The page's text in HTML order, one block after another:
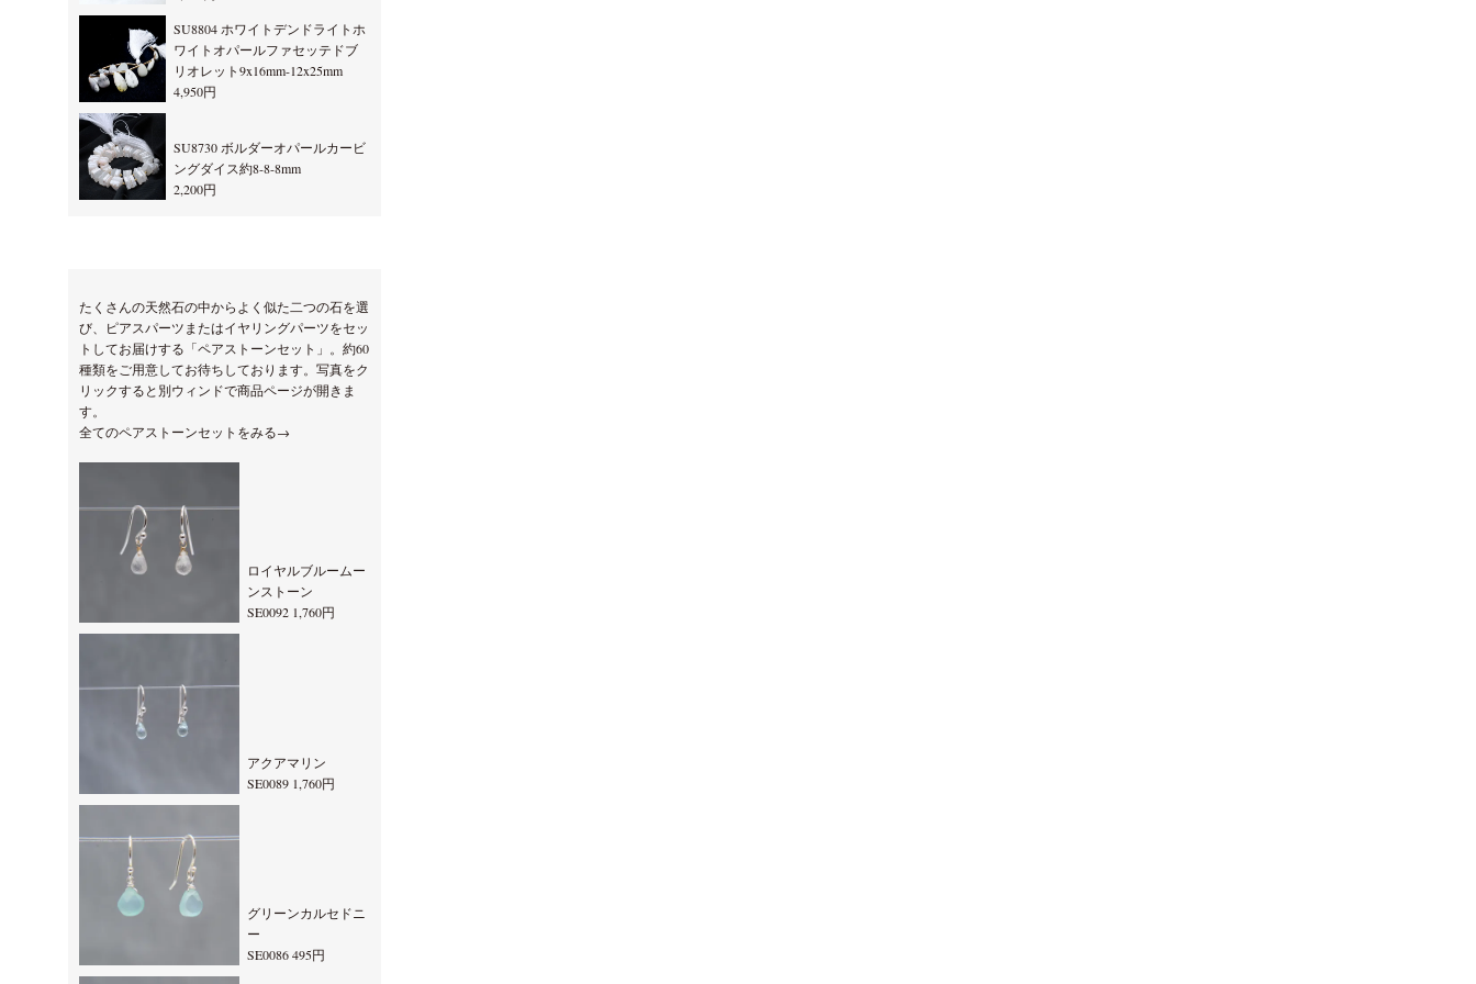
SU8804 ホワイトデンドライトホ
ワイトオパールファセッテドブ
リオレット9x16mm-12x25mm
4,950円
SU8730 ボルダーオパールカービ
ングダイス約8-8-8mm
2,200円
たくさんの天然石の中からよく似た二つの石を選
び、ピアスパーツまたはイヤリングパーツをセッ
トしてお届けする「ペアストーンセット」。約60
種類をご用意してお待ちしております。写真をク
リックすると別ウィンドで商品ページが開きま
す。
全てのペアストーンセットをみる→
ロイヤルブルームー
ンストーン
SE0092 1,760円
アクアマリン
SE0089 1,760円
グリーンカルセドニ
ー
SE0086 495円